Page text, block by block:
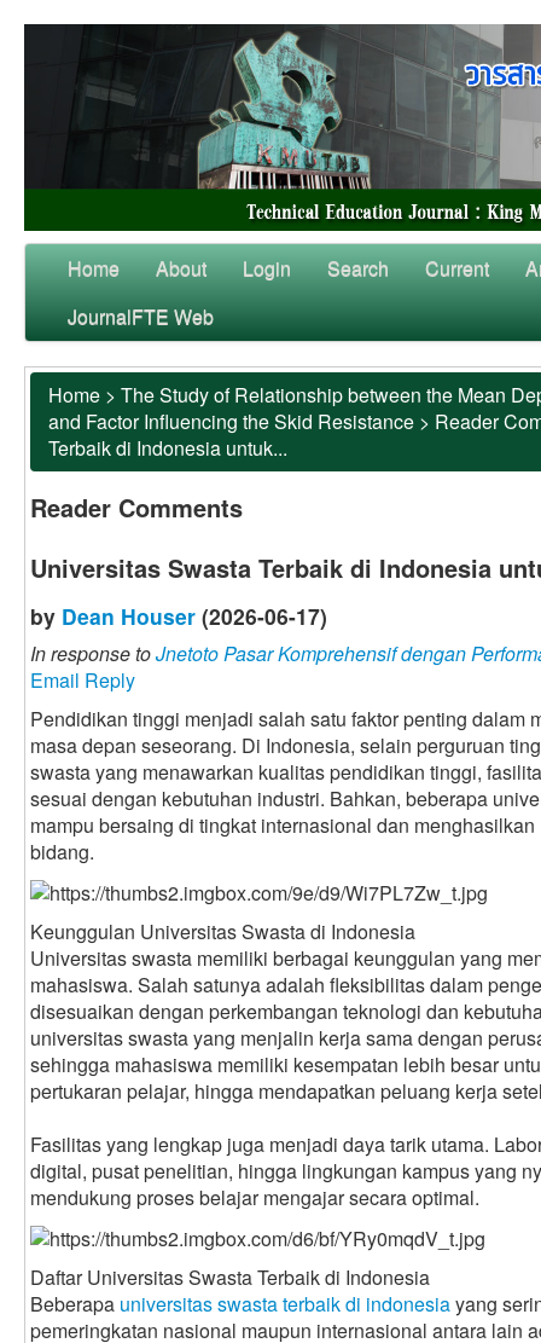
Home About Login Search Current
JournalFTE Web
Home > The Study of Relationship between the Mean
and Factor Influencing the Skid Resistance > Reader
Terbaik di Indonesia untuk...
Reader Comments
Universitas Swasta Terbaik di Indonesia
by Dean Houser (2026-06-17)
In response toJnetoto Pasar Komprehensif dengan
Email Reply
Pendidikan tinggi menjadi salah satu faktor penting dalam
masa depan seseorang. Di Indonesia, selain perguruan
swasta yang menawarkan kualitas pendidikan tinggi,
sesuai dengan kebutuhan industri. Bahkan, beberapa
mampu bersaing di tingkat internasional dan
bidang.
Keunggulan Universitas Swasta di Indonesia
Universitas swasta memiliki berbagai keunggulan yang
mahasiswa. Salah satunya adalah fleksibilitas dalam
disesuaikan dengan perkembangan teknologi dan
universitas swasta yang menjalin kerja sama dengan
sehingga mahasiswa memiliki kesempatan lebih besar
pertukaran pelajar, hingga mendapatkan peluang kerja
Fasilitas yang lengkap juga menjadi daya tarik utama.
digital, pusat penelitian, hingga lingkungan kampus yang
mendukung proses belajar mengajar secara optimal.
Daftar Universitas Swasta Terbaik di Indonesia
Beberapa universitas swasta terbaik di indonesiayang
pemeringkatan nasional maupun internasional antara lain